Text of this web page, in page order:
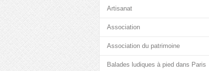
Artisanat
Association
Association du patrimoine
Balades ludiques à pied dans Paris